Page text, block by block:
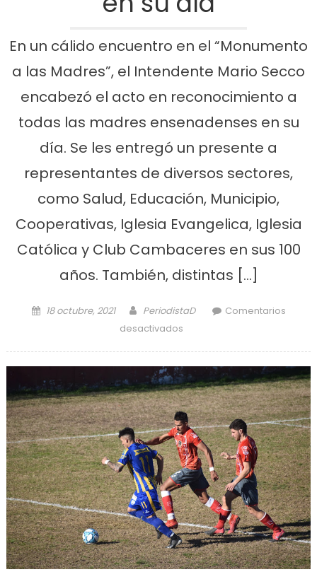
En un cálido encuentro en el “Monumento
a las Madres”, el Intendente Mario Secco
encabezó el acto en reconocimiento a
todas las madres ensenadenses en su
día. Se les entregó un presente a
representantes de diversos sectores,
como Salud, Educación, Municipio,
Cooperativas, Iglesia Evangelica, Iglesia
Católica y Club Cambaceres en sus 100
años. También, distintas […]
Posted on
18 octubre, 2021 Author
PeriodistaD
Comentarios
desactivados